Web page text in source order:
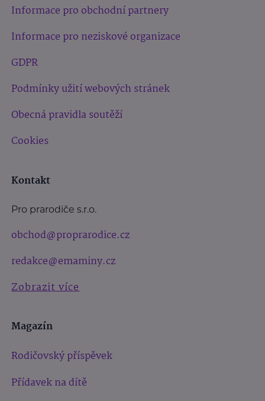
Informace pro obchodní partnery
Informace pro neziskové organizace
GDPR
Podmínky užití webových stránek
Obecná pravidla soutěží
Cookies
Kontakt
Pro prarodiče s.r.o.
obchod@proprarodice.cz
redakce@emaminy.cz
Zobrazit více
Magazín
Rodičovský příspěvek
Přídavek na dítě